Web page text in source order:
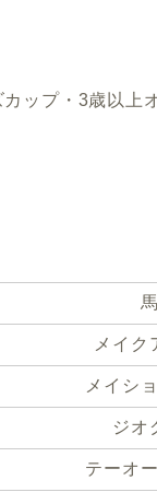
カップ・3歳以
メイク
メイシ
ジオ
テーオ